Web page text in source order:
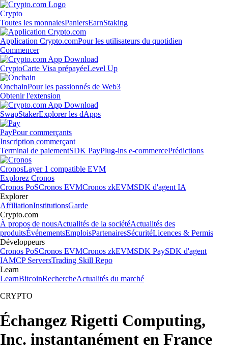
Crypto
Toutes les monnaiesPaniersEarnStaking
Application Crypto.comPour les utilisateurs du quotidien
Commencer
CryptoCarte Visa prépayéeLevel Up
OnchainPour les passionnés de Web3
Obtenir l'extension
SwapStakerExplorer les dApps
PayPour commerçants
Inscription commerçant
Terminal de paiementSDK PayPlug-ins e-commercePrédictions
CronosLayer 1 compatible EVM
Explorez Cronos
Cronos PoSCronos EVMCronos zkEVMSDK d'agent IA
Explorer
AffiliationInstitutionsGarde
Crypto.com
À propos de nousActualités de la sociétéActualités des
produitsÉvénementsEmploisPartenairesSécuritéLicences & Permis
Développeurs
Cronos PoSCronos EVMCronos zkEVMSDK PaySDK d'agent
IAMCP ServersTrading Skill Repo
Learn
LearnBitcoinRechercheActualités du marché
CRYPTO
Échangez Rigetti Computing,
Inc. instantanément en France